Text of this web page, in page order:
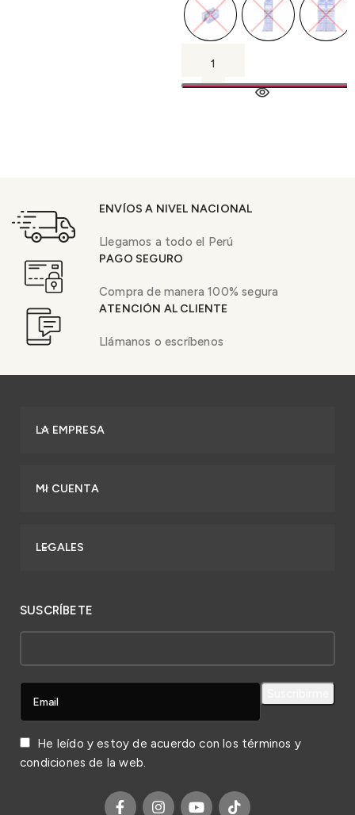
ENVÍOS A NIVEL NACIONAL
Llegamos a todo el Perú
PAGO SEGURO
Compra de manera 100% segura
ATENCIÓN AL CLIENTE
Llámanos o escríbenos
LA EMPRESA
MI CUENTA
LEGALES
SUSCRÍBETE
He leído y estoy de acuerdo con los términos y
condiciones de la web.